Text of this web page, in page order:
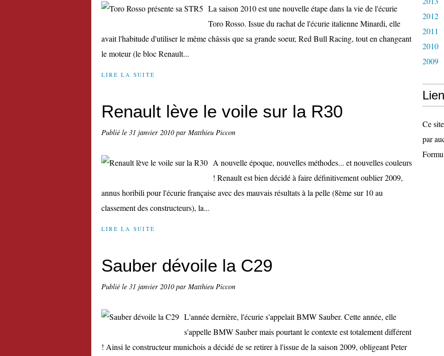
La saison 2010 est une nouvelle étape dans la vie de l'écurie
Toro Rosso. Issue du rachat de l'écurie italienne Minardi, elle
avait l'habitude d'utiliser le même châssis que sa grande soeur, Red Bull Racing, tout en changeant
le moteur (le bloc Renault...
LIRE LA SUITE
Renault lève le voile sur la R30
Publié le 31 janvier 2010par Matthieu Piccon
A nouvelle époque, nouvelles méthodes... et nouvelles couleurs
! Renault est bien décidé à faire définitivement oublier 2009,
annus horibili pour l'écurie française avec des mauvais résultats à la pelle (8ème sur 10 au
classement des constructeurs), la...
LIRE LA SUITE
Sauber dévoile la C29
Publié le 31 janvier 2010par Matthieu Piccon
L'année dernière, l'écurie s'appelait BMW Sauber. Cette année, elle
s'appelle BMW Sauber mais pourtant le contexte est totalement différent
! Ainsi le constructeur munichois a décidé de se retirer à l'issue de la saison 2009, obligeant Peter
2012
2011
2010
2009
Ce
par